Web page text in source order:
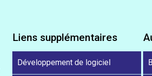
Liens supplémentaires
Développement de logiciel